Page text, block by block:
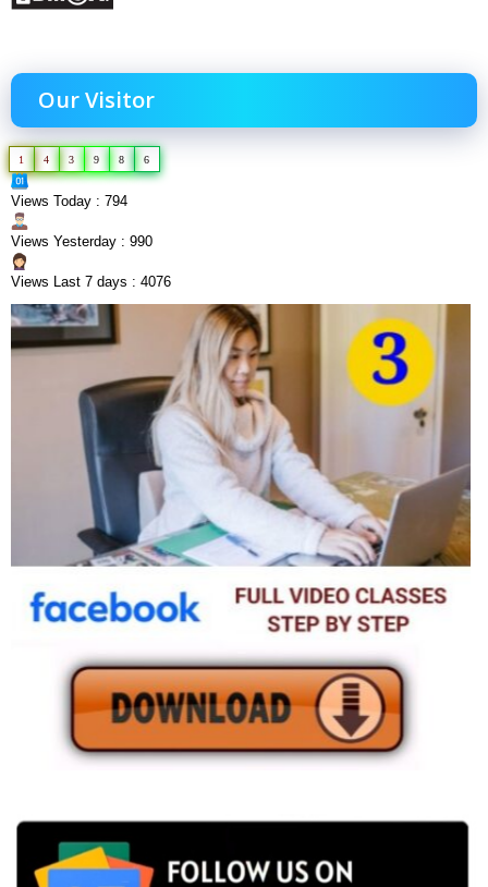
Our Visitor
1 4 3 9 8 6
Views Today : 794
Views Yesterday : 990
Views Last 7 days : 4076